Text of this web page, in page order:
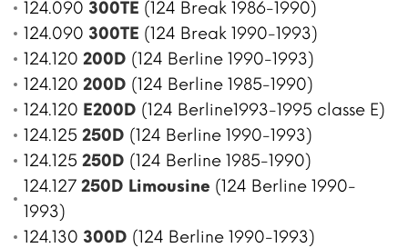
124.090 300TE (124 Break 1986-1990)
124.090 300TE (124 Break 1990-1993)
124.120 200D (124 Berline 1990-1993)
124.120 200D (124 Berline 1985-1990)
124.120 E200D (124 Berline1993-1995 classe E)
124.125 250D (124 Berline 1990-1993)
124.125 250D (124 Berline 1985-1990)
124.127 250D Limousine (124 Berline 1990-
1993)
124.130 300D (124 Berline 1990-1993)